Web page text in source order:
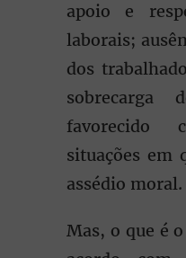
apoio e
laborais;
dos
sobrecarga
favorecido
situações em
assédio moral.
Mas, o que é